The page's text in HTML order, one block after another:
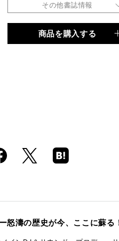
その他書誌情報
書籍
商品を購入する
X
Hatena
Boo
怒濤の歴史が今、ここに蘇る